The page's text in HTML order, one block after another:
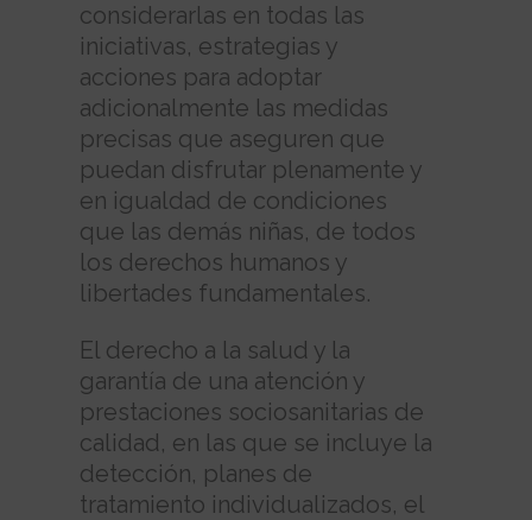
considerarlas en todas las
iniciativas, estrategias y
acciones para adoptar
adicionalmente las medidas
precisas que aseguren que
puedan disfrutar plenamente y
en igualdad de condiciones
que las demás niñas, de todos
los derechos humanos y
libertades fundamentales.
El derecho a la salud y la
garantía de una atención y
prestaciones sociosanitarias de
calidad, en las que se incluye la
detección, planes de
tratamiento individualizados, el